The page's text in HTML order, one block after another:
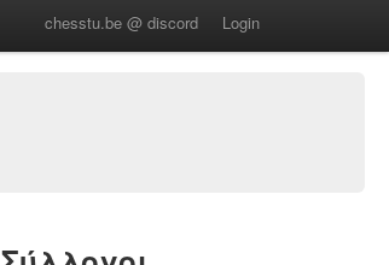
chesstu.be @ discord Login